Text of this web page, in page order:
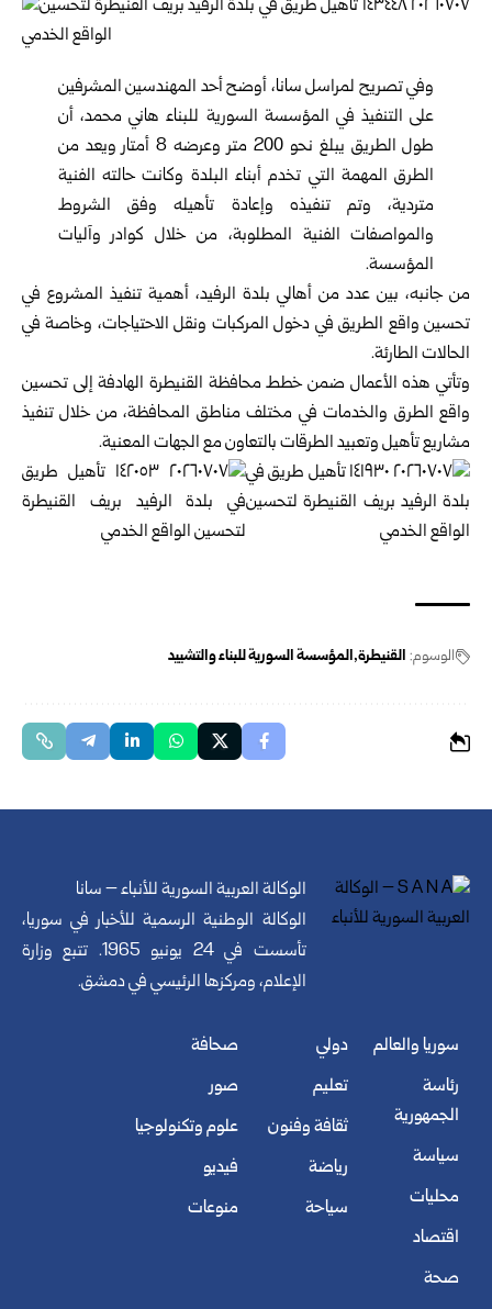
وفي تصريح لمراسل سانا، أوضح أحد المهندسين المشرفين
على التنفيذ في المؤسسة السورية للبناء هاني محمد، أن
طول الطريق يبلغ نحو 200 متر وعرضه 8 أمتار ويعد من
الطرق المهمة التي تخدم أبناء البلدة وكانت حالته الفنية
متردية، وتم تنفيذه وإعادة تأهيله وفق الشروط
والمواصفات الفنية المطلوبة، من خلال كوادر وآليات
المؤسسة.
من جانبه، بين عدد من أهالي بلدة الرفيد، أهمية تنفيذ المشروع في
تحسين واقع الطريق في دخول المركبات ونقل الاحتياجات، وخاصة في
الحالات الطارئة.
وتأتي هذه الأعمال ضمن خطط محافظة القنيطرة الهادفة إلى تحسين
واقع الطرق والخدمات في مختلف مناطق المحافظة، من خلال تنفيذ
مشاريع تأهيل وتعبيد الطرقات بالتعاون مع الجهات المعنية.
الوسوم: القنيطرة المؤسسة السورية للبناء والتشييد
الوكالة العربية السورية للأنباء – سانا
الوكالة الوطنية الرسمية للأخبار في سوريا،
تأسست في 24 يونيو 1965. تتبع وزارة
الإعلام، ومركزها الرئيسي في دمشق.
سوريا والعالم
رئاسة
الجمهورية
سياسة
محليات
اقتصاد
صحة
دولي
تعليم
ثقافة وفنون
رياضة
سياحة
صحافة
صور
علوم وتكنولوجيا
فيديو
منوعات